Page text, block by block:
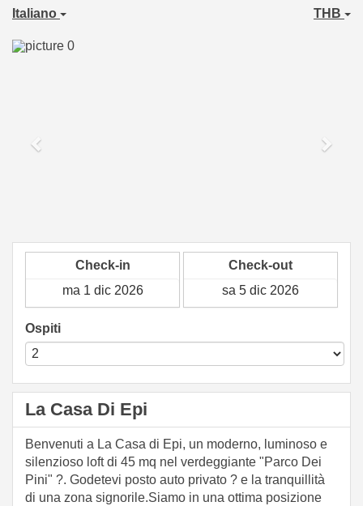
Italiano THB
Previous
Check-in Check-out
Ospiti
La Casa Di Epi
Benvenuti a La Casa di Epi, un moderno, luminoso e
silenzioso loft di 45 mq nel verdeggiante "Parco Dei
Pini" ?. Godetevi posto auto privato ? e la tranquillità
di una zona signorile.Siamo in una ottima posizione